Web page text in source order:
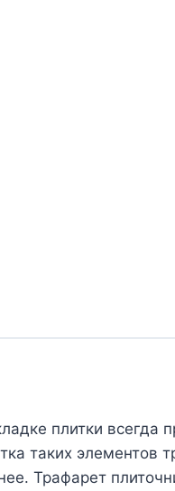
плитки всегда
таких элементов
Трафарет